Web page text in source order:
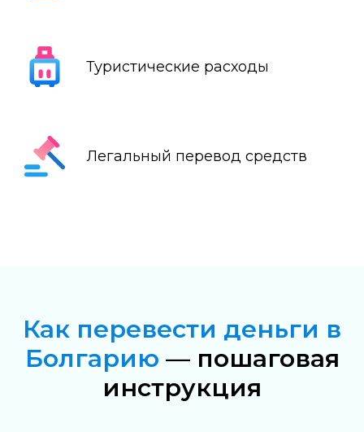
Туристические расходы
Легальный перевод средств
Как перевести деньги в
Болгарию — пошаговая
инструкция